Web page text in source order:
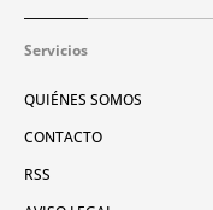
Servicios
QUIÉNES SOMOS
CONTACTO
RSS